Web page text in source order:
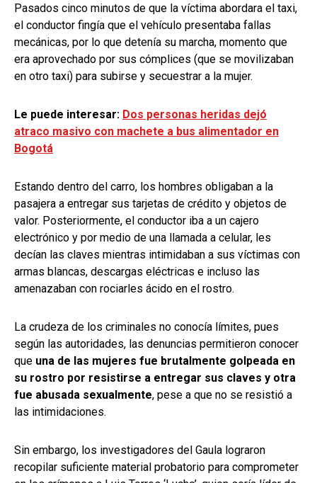
Pasados cinco minutos de que la víctima abordara el taxi,
el conductor fingía que el vehículo presentaba fallas
mecánicas, por lo que detenía su marcha, momento que
era aprovechado por sus cómplices (que se movilizaban
en otro taxi) para subirse y secuestrar a la mujer.
Le puede interesar: Dos personas heridas dejó
atraco masivo con machete a bus alimentador en
Bogotá
Estando dentro del carro, los hombres obligaban a la
pasajera a entregar sus tarjetas de crédito y objetos de
valor. Posteriormente, el conductor iba a un cajero
electrónico y por medio de una llamada a celular, les
decían las claves mientras intimidaban a sus víctimas con
armas blancas, descargas eléctricas e incluso las
amenazaban con rociarles ácido en el rostro.
La crudeza de los criminales no conocía límites, pues
según las autoridades, las denuncias permitieron conocer
que una de las mujeres fue brutalmente golpeada en
su rostro por resistirse a entregar sus claves y otra
fue abusada sexualmente, pese a que no se resistió a
las intimidaciones.
Sin embargo, los investigadores del Gaula lograron
recopilar suficiente material probatorio para comprometer